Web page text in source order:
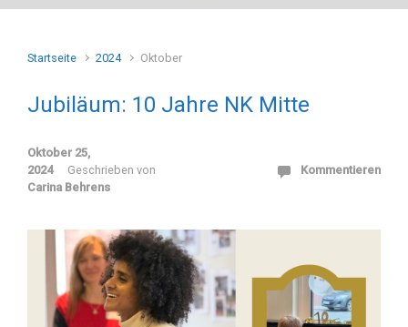
Startseite 2024 Oktober
Jubiläum: 10 Jahre NK Mitte
Oktober 25,
2024
Geschrieben von
Carina Behrens
Kommentieren